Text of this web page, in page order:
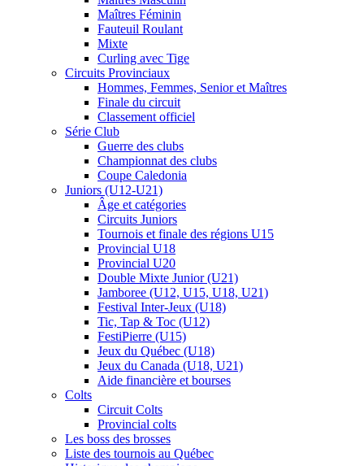
Maîtres Féminin
Fauteuil Roulant
Mixte
Curling avec Tige
Circuits Provinciaux
Hommes, Femmes, Senior et Maîtres
Finale du circuit
Classement officiel
Série Club
Guerre des clubs
Championnat des clubs
Coupe Caledonia
Juniors (U12-U21)
Âge et catégories
Circuits Juniors
Tournois et finale des régions U15
Provincial U18
Provincial U20
Double Mixte Junior (U21)
Jamboree (U12, U15, U18, U21)
Festival Inter-Jeux (U18)
Tic, Tap & Toc (U12)
FestiPierre (U15)
Jeux du Québec (U18)
Jeux du Canada (U18, U21)
Aide financière et bourses
Colts
Circuit Colts
Provincial colts
Les boss des brosses
Liste des tournois au Québec